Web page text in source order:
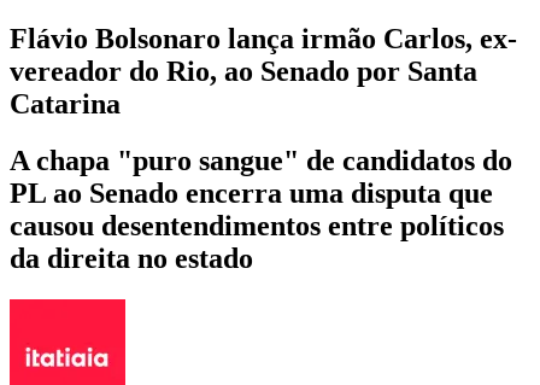
Flávio Bolsonaro lança irmão Carlos, ex-
vereador do Rio, ao Senado por Santa
Catarina
A chapa "puro sangue" de candidatos do
PL ao Senado encerra uma disputa que
causou desentendimentos entre políticos
da direita no estado